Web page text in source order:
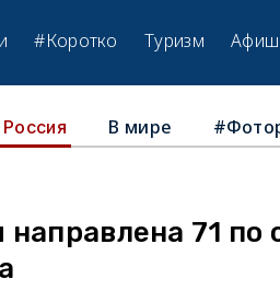
#Коротко Туризм
Россия В мире
71 по